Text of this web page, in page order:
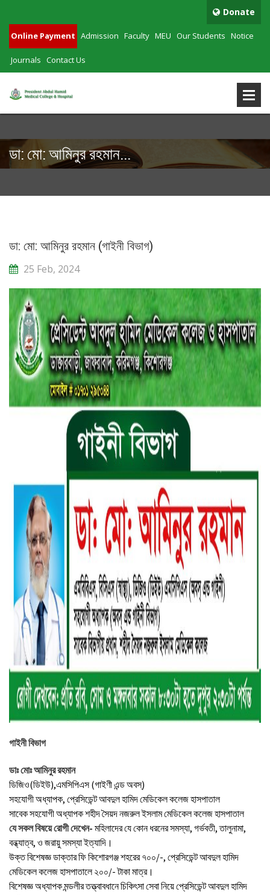
Donate
Online Payment Admission Faculty MEU Our Students Notice
Journals Contact Us
ডা: মো: আমিনুর রহমান...
ডা: মো: আমিনুর রহমান (গাইনী বিভাগ)
25 Feb, 2024
গাইনী বিভাগ
ডাঃ মোঃ আমিনুর রহমান
ডিজিও(ডিইউ),এমসিপিএস (গাইণী এন্ড অবস্)
সহযোগী অধ্যাপক, প্রেসিডেন্ট আবদুল হামিদ মেডিকেল কলেজ হাসপাতাল
সাবেক সহযোগী অধ্যাপক শহীদ সৈয়দ নজরুল ইসলাম মেডিকেল কলেজ হাসপাতাল
যে সকল বিষয়ে রোগী দেখেন- মহিলাদের যে কোন ধরনের সমস্যা, গর্ভবতী, তালুনামা,
বন্ধ্যাত্ব, ও জরায়ু সমস্যা ইত্যাদি।
উক্ত বিশেষজ্ঞ ডাক্তার ফি কিশোরগঞ্জ শহরের ৭০০/-, প্রেসিডেন্ট আবদুল হামিদ
মেডিকেল কলেজ হাসপাতালে ২০০/- টাকা মাত্র।
বিশেষজ্ঞ অধ্যাপক মন্ডলীর তত্ত্বাবধানে চিকিৎসা সেবা নিয়ে প্রেসিডেন্ট আবদুল হামিদ